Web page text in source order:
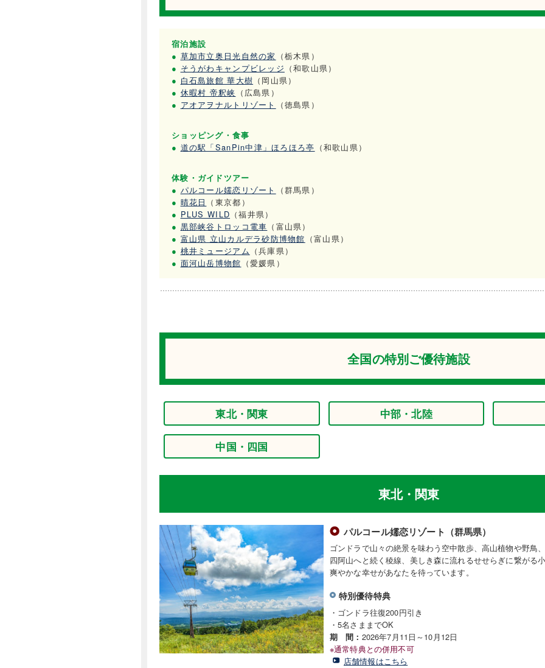
宿泊施設
● 草加市立奥日光自然の家 （栃木県）
● そうがわキャンプビレッジ （和歌山県）
● 白石島旅館 華大樹 （岡山県）
● 休暇村 帝釈峡 （広島県）
● アオアヲナルトリゾート （徳島県）
ショッピング・食事
● 道の駅「SanPin中津」ほろほろ亭 （和歌山県）
体験・ガイドツアー
● パルコール嬬恋リゾート
（群馬県）
● 晴花日 （東京都）
● PLUS WILD （福井県）
● 黒部峡谷トロッコ電車 （富山県）
● 富山県 立山カルデラ砂防博物館 （富山県）
● 桃井ミュージアム （兵庫県）
● 面河山岳博物館 （愛媛県）
全国の特別ご優待施設
東北・関東 中部・北陸
中国・四国
東北・関東
パルコール嬬恋リゾート（群馬県）
ゴンドラで山々の絶景を味わう空中散歩、高山植物や野鳥
四阿山へと続く稜線、美しき森に流れるせせらぎに繋がる
爽やかな幸せがあなたを待っています。
特別優待特典
・ゴンドラ往復200円引き
・5名さままでOK
期 間： 2026年7月11日～10月12日
※通常特典との併用不可
店舗情報はこちら